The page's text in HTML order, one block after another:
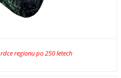
regionu po 250 letech